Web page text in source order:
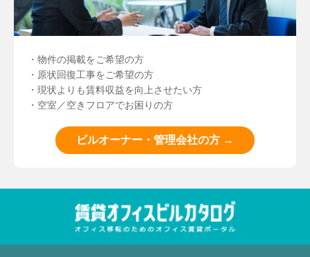
・物件の掲載をご希望の方
・原状回復工事をご希望の方
・現状よりも賃料収益を向上させたい方
・空室／空きフロアでお困りの方
ビルオーナー・管理会社の方 →